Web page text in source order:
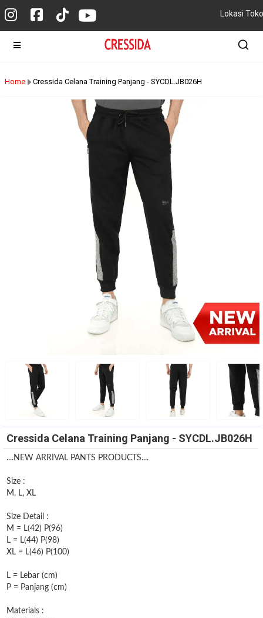
Lokasi Toko
Home Cressida Celana Training Panjang - SYCDL.JB026H
Cressida Celana Training Panjang - SYCDL.JB026H
....NEW ARRIVAL PANTS PRODUCTS....
Size :
M, L, XL
Size Detail :
M = L(42) P(96)
L = L(44) P(98)
XL = L(46) P(100)
L = Lebar (cm)
P = Panjang (cm)
Materials :